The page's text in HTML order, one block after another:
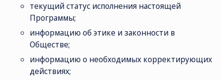
текущий статус исполнения настоящей
Программы;
информацию об этике и законности в
Обществе;
информацию о необходимых корректирующих
действиях;